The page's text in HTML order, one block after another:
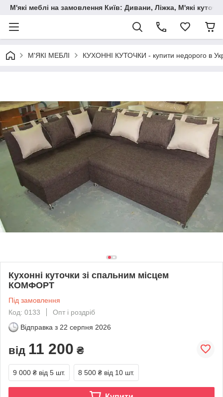
М'які меблі на замовлення Київ: Дивани, Ліжка, М'які
М'ЯКІ МЕБЛІ КУХОННІ КУТОЧКИ - купити недорого в
Кухонні куточки зі спальним місцем
КОМФОРТ
Під замовлення
Код: 0133
Опт і роздріб
Відправка з 22 серпня 2026
від 11 200 ₴
9 000 ₴ від 5 шт. 8 500 ₴ від 10 шт.